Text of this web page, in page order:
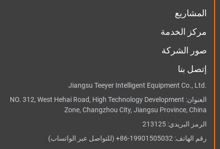
المشاريع
مركز الخدمة
صور الشركة
إتصل بنا
Jiangsu Teeyer Intelligent Equipment Co., Ltd.
العنوان: NO. 312, West Hehai Road, High Technology Development
Zone, Changzhou City, Jiangsu Province, China
الرمز البريدي: 213125
رقم الهاتف: +86-19901505032(للتواصل عبر الواتساب)